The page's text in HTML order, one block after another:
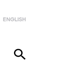
ENGLISH